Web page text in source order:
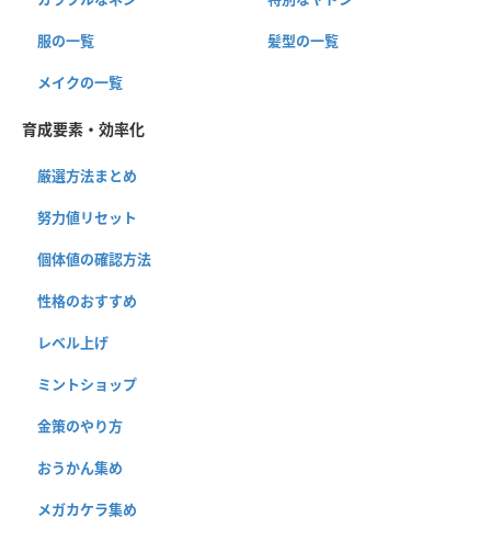
服の一覧 髪型の一覧
メイクの一覧
育成要素・効率化
厳選方法まとめ
努力値リセット
個体値の確認方法
性格のおすすめ
レベル上げ
ミントショップ
金策のやり方
おうかん集め
メガカケラ集め